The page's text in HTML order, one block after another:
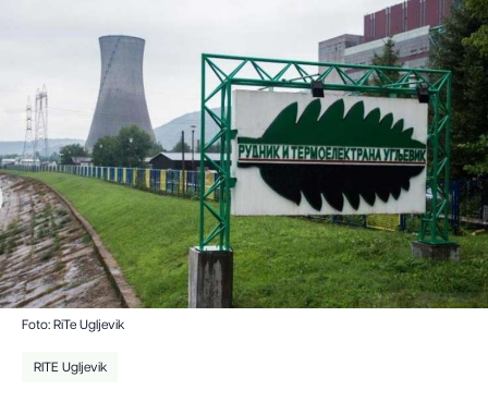
Foto: RiTe Ugljevik
RITE Ugljevik